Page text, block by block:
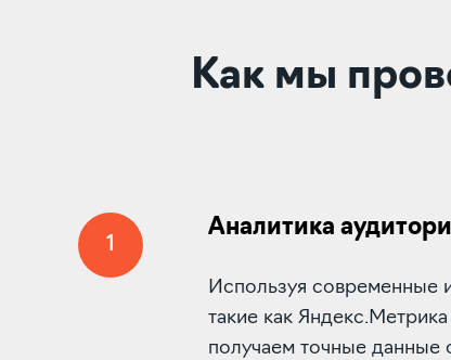
Как мы
1
Аналитика
Используя современные
такие как
получаем точные данные